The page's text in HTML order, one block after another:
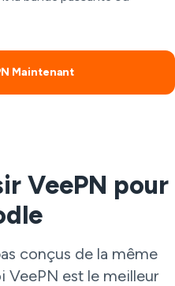
Maintenant
VeePN pour
conçus de la même
VeePN est le meilleur